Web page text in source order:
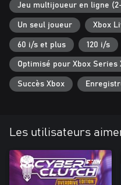
Jeu multijoueur en ligne
Un seul joueur Xbox
60 i/s et plus 120 i/s
Optimisé pour Xbox Series
Succès Xbox
Les utilisateurs